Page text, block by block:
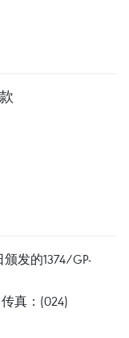
发的1374/GP-
传真：(024)